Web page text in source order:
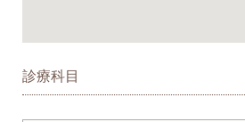
診療科目